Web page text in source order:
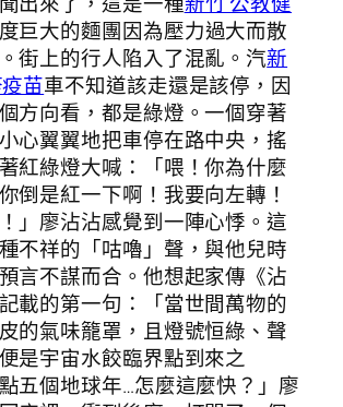
巨大的麵團因為壓力過大而散
街上的行人陷入了混亂。汽新
苗車不知道該走還是該停，因
方向看，都是綠燈。一個穿著
心翼翼地把車停在路中央，搖
紅綠燈大喊：「喂！你為什麼
倒是紅一下啊！我要向左轉！
」廖沾沾感覺到一陣心悸。這
不祥的「咕嚕」聲，與他兒時
言不謀而合。他想起家傳《沾
載的第一句：「當世間萬物的
的氣味籠罩，且燈號恒綠、聲
是宇宙水餃臨界點到來之
五個地球年…怎麼這麼快？」廖